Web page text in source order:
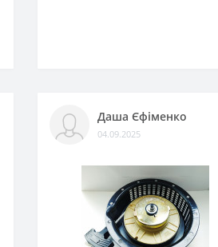
Даша Єфіменко
04.09.2025